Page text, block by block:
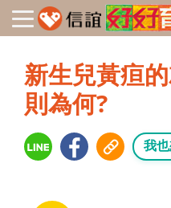
新生兒黃疸
則為何?
我